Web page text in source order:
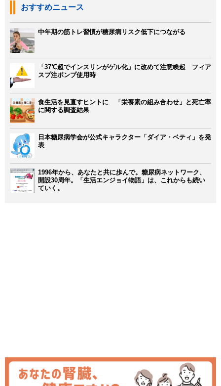
おすすめニュース
中年期の筋トレ習慣が糖尿病リスク低下につながる
「37℃超でインスリンがゲル化」に改めて注意喚起 フィア
スプ注ポンプ使用時
食生活を見直すヒントに 「栄養素の組み合わせ」と死亡率
に関する調査結果
日本糖尿病学会が公式キャラクター「ダイア・ベティ」を発
表
1996年から、あなたと共に歩んで。糖尿病ネットワーク、
開設30周年。「生活エンジョイ物語」は、これからも続い
ていく。